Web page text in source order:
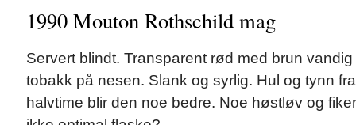
1990 Mouton Rothschild mag
Servert blindt. Transparent rød med brun
tobakk på nesen. Slank og syrlig. Hul og tynn
halvtime blir den noe bedre. Noe høstløv og